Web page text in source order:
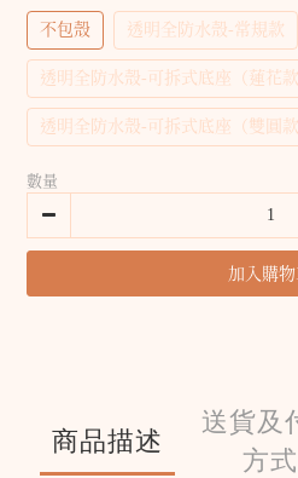
不包殼 透明全防水殼-常規款
透明全防水殼-可拆式底座（蓮花款
透明全防水殼-可拆式底座（雙圓款
數量
加入購物
商品描述
送貨及
方式